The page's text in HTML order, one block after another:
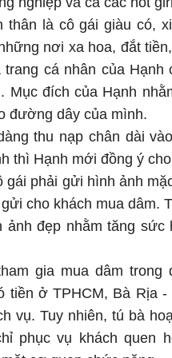
là cô gái giàu có,
nơi xa hoa, đắt
cá nhân của
Mục đích của Hạnh
đường dây của mình.
thu nạp chân dài
thì Hạnh mới đồng ý
phải gửi hình ảnh
cho khách mua dâm.
ảnh đẹp nhằm tăng sức
gia mua dâm trong
tiền ở TPHCM, Bà Rịa
vụ. Tuy nhiên, tú bà
phục vụ khách quen